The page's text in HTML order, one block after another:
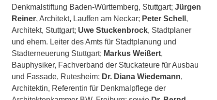
Denkmalstiftung Baden-Württemberg, Stuttgart; Jürgen
Reiner, Architekt, Lauffen am Neckar; Peter Schell ,
Architekt, Stuttgart; Uwe Stuckenbrock, Stadtplaner
und ehem. Leiter des Amts für Stadtplanung und
Stadterneuerung Stuttgart; Markus Weißert,
Bauphysiker, Fachverband der Stuckateure für Ausbau
und Fassade, Rutesheim; Dr. Diana Wiedemann,
Architektin, Referentin für Denkmalpflege der